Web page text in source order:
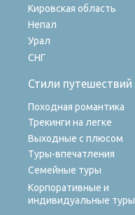
Стили путешествий
Кировская область
Непал
Урал
СНГ
Корпоративные и
индивидуальные туры
Семейные туры
Туры-впечатления
Выходные с плюсом
Трекинги на легке
Походная романтика